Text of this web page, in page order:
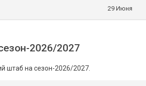
29 Июня
2026/2027
штаб на сезон-2026/2027.